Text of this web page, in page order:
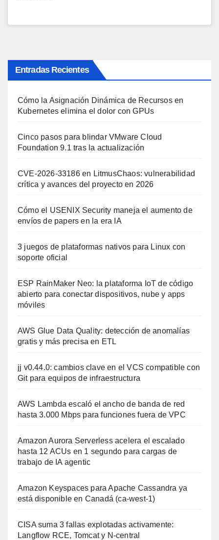
Entradas Recientes
Cómo la Asignación Dinámica de Recursos en
Kubernetes elimina el dolor con GPUs
Cinco pasos para blindar VMware Cloud
Foundation 9.1 tras la actualización
CVE-2026-33186 en LitmusChaos: vulnerabilidad
crítica y avances del proyecto en 2026
Cómo el USENIX Security maneja el aumento de
envíos de papers en la era IA
3 juegos de plataformas nativos para Linux con
soporte oficial
ESP RainMaker Neo: la plataforma IoT de código
abierto para conectar dispositivos, nube y apps
móviles
AWS Glue Data Quality: detección de anomalías
gratis y más precisa en ETL
jj v0.44.0: cambios clave en el VCS compatible con
Git para equipos de infraestructura
AWS Lambda escaló el ancho de banda de red
hasta 3.000 Mbps para funciones fuera de VPC
Amazon Aurora Serverless acelera el escalado
hasta 12 ACUs en 1 segundo para cargas de
trabajo de IA agentic
Amazon Keyspaces para Apache Cassandra ya
está disponible en Canadá (ca-west-1)
CISA suma 3 fallas explotadas activamente:
Langflow RCE, Tomcat y N-central